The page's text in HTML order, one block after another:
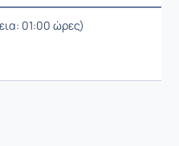
01:00 ώρες)